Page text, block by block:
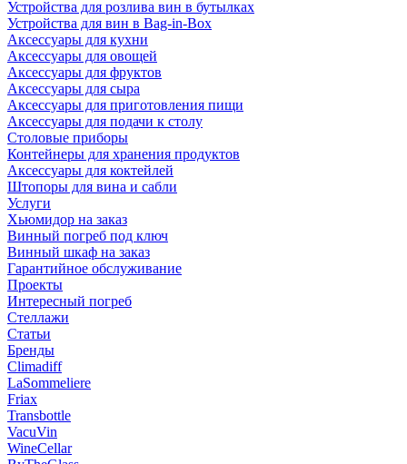
Устройства для розлива вин в бутылках
Устройства для вин в Bag-in-Box
Аксессуары для кухни
Аксессуары для овощей
Аксессуары для фруктов
Аксессуары для сыра
Аксессуары для приготовления пищи
Аксессуары для подачи к столу
Столовые приборы
Контейнеры для хранения продуктов
Аксессуары для коктейлей
Штопоры для вина и сабли
Услуги
Хьюмидор на заказ
Винный погреб под ключ
Винный шкаф на заказ
Гарантийное обслуживание
Проекты
Интересный погреб
Стеллажи
Статьи
Бренды
Climadiff
LaSommeliere
Friax
Transbottle
VacuVin
WineCellar